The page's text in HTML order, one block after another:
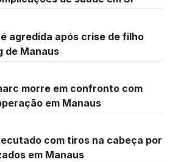
agredida após crise de filho
de Manaus
morre em confronto com
em Manaus
com tiros na cabeça por
em Manaus